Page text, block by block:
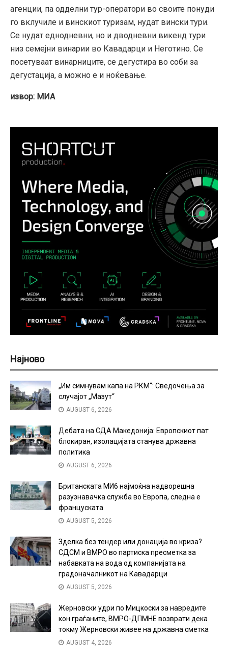
агенции, па одделни тур-оператори во своите понуди
го вклучиле и винскиот туризам, нудат вински тури.
Се нудат еднодневни, но и дводневни викенд тури
низ семејни винарии во Кавадарци и Неготино. Се
посетуваат винарниците, се дегустира во соби за
дегустација, а можно е и ноќевање.
извор: МИА
Најново
„Им симнувам капа на РКМ“: Сведочења за
случајот „Мазут“
AUGUST 6, 2026
Дебата на СДА Македонија: Европскиот пат
блокиран, изолацијата станува државна
политика
AUGUST 6, 2026
Британската МИ6 најмоќна надворешна
разузнавачка служба во Европа, следна е
француската
AUGUST 5, 2026
Зделка без тендер или донација во криза?
СДСМ и ВМРО во партиска пресметка за
набавката на вода од компанијата на
градоначалникот на Кавадарци
AUGUST 5, 2026
Жерновски удри по Мицкоски за навредите
кон граѓаните, ВМРО-ДПМНЕ возврати дека
токму Жерновски живее на државна сметка
AUGUST 4, 2026